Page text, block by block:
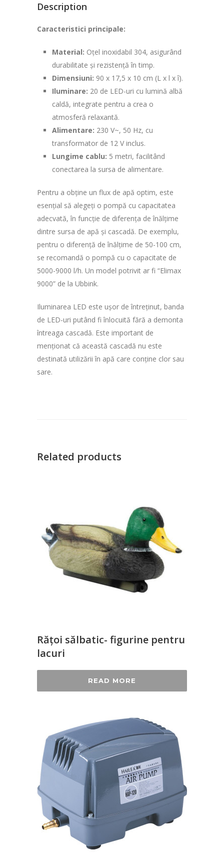
Description
Caracteristici principale:
Material: Oțel inoxidabil 304, asigurând
durabilitate și rezistență în timp.
Dimensiuni: 90 x 17,5 x 10 cm (L x l x î).
Iluminare: 20 de LED-uri cu lumină albă
caldă, integrate pentru a crea o
atmosferă relaxantă.
Alimentare: 230 V~, 50 Hz, cu
transformator de 12 V inclus.
Lungime cablu: 5 metri, facilitând
conectarea la sursa de alimentare.
Pentru a obține un flux de apă optim, este
esențial să alegeți o pompă cu capacitatea
adecvată, în funcție de diferența de înălțime
dintre sursa de apă și cascadă. De exemplu,
pentru o diferență de înălțime de 50-100 cm,
se recomandă o pompă cu o capacitate de
5000-9000 l/h. Un model potrivit ar fi “Elimax
9000” de la Ubbink.
Iluminarea LED este ușor de întreținut, banda
de LED-uri putând fi înlocuită fără a demonta
întreaga cascadă. Este important de
menționat că această cascadă nu este
destinată utilizării în apă care conține clor sau
sare.
Related products
Rățoi sălbatic- figurine pentru
lacuri
READ MORE